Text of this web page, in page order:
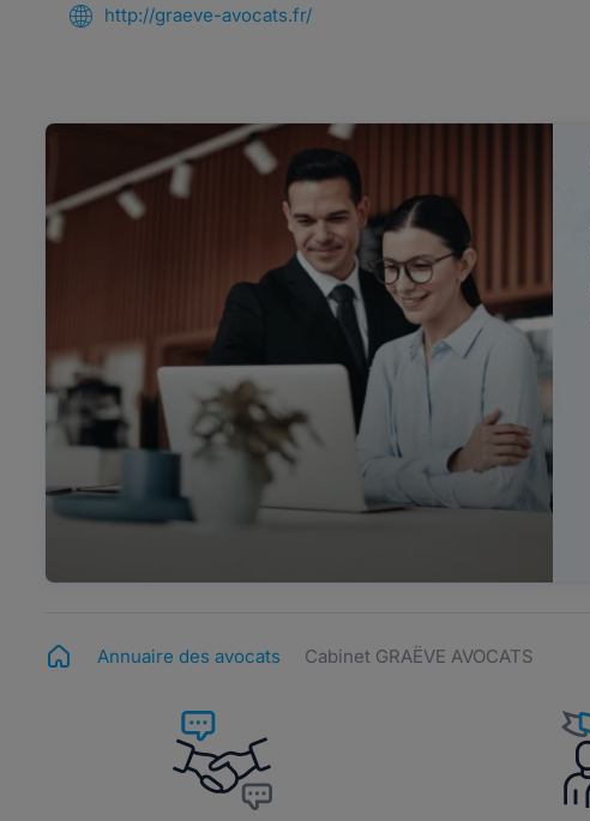
http://graeve-avocats.fr/
Annuaire des avocats Cabinet GRAËVE AVOCATS